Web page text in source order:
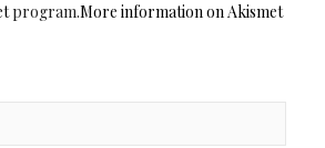
program.More information on Akismet